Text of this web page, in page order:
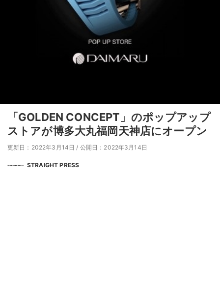
「GOLDEN CONCEPT」のポップアップ
ストアが博多大丸福岡天神店にオープン
更新日：2022年3月14日 / 公開日：2022年3月14日
STRAIGHT PRESS